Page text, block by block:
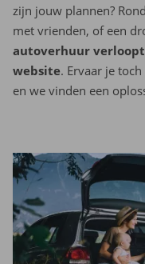
zijn jouw plannen?
met vrienden, of een
autoverhuur
website. Ervaar je
en we vinden een